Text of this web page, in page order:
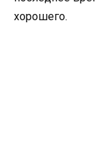
хорошего.